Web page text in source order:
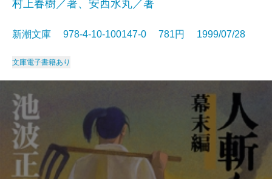
村上春樹／著、安西水丸／著
新潮文庫 978-4-10-100147-0 781円 1999/07/28
文庫電子書籍あり